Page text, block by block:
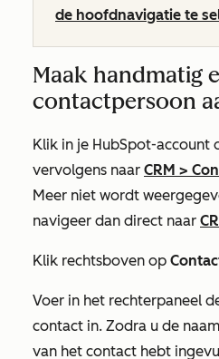
de hoofdnavigatie te
Maak handmatig
contactpersoon
Klik in je HubSpot-account
vervolgens naar CRM >
Meer niet wordt
navigeer dan direct naar
Klik rechtsboven op
Voer in het rechterpaneel
contact in. Zodra u de
van het contact hebt